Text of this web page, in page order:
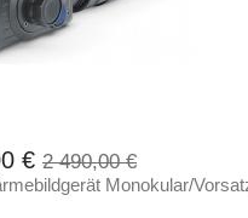
€ 2 490,00 €
Monokular/